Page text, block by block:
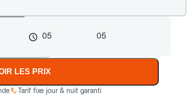
05 05
LES PRIX
Tarif fixe jour & nuit garanti